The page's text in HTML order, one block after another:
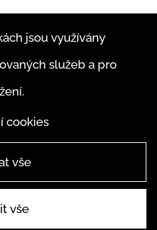
jsou využívány
služeb a pro
cookies
vše
vše